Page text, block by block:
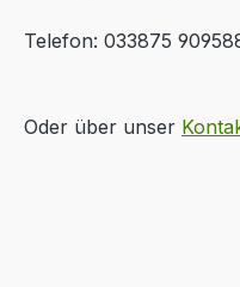
Telefon: 033875
Oder über unser